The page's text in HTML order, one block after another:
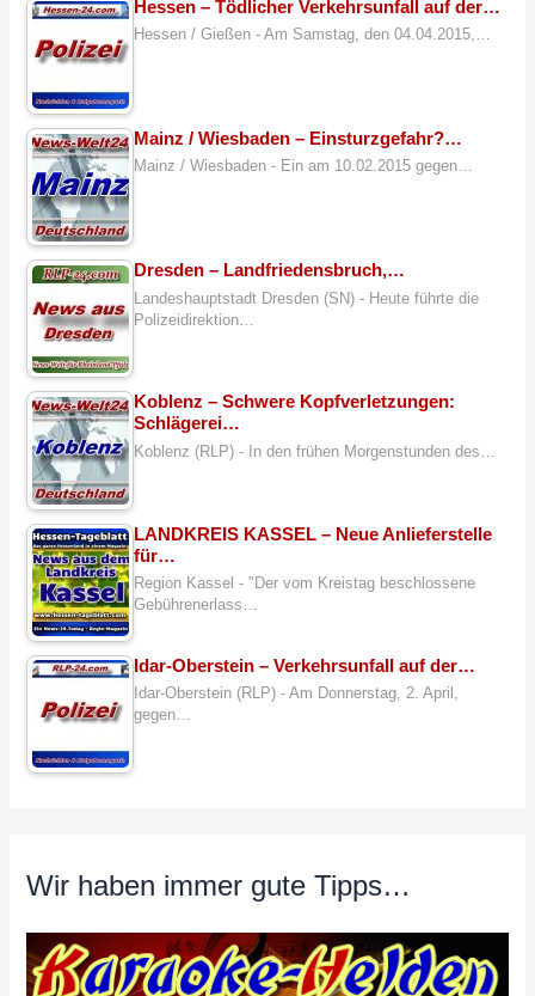
Hessen – Tödlicher Verkehrsunfall auf der…
Hessen / Gießen - Am Samstag, den 04.04.2015,…
Mainz / Wiesbaden – Einsturzgefahr?…
Mainz / Wiesbaden - Ein am 10.02.2015 gegen…
Dresden – Landfriedensbruch,…
Landeshauptstadt Dresden (SN) - Heute führte die
Polizeidirektion…
Koblenz – Schwere Kopfverletzungen:
Schlägerei…
Koblenz (RLP) - In den frühen Morgenstunden des…
LANDKREIS KASSEL – Neue Anlieferstelle
für…
Region Kassel - "Der vom Kreistag beschlossene
Gebührenerlass…
Idar-Oberstein – Verkehrsunfall auf der…
Idar-Oberstein (RLP) - Am Donnerstag, 2. April,
gegen…
Wir haben immer gute Tipps…